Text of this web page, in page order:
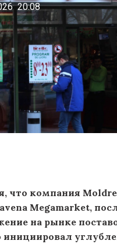
20:08
что компания
Megamarket,
на рынке
инициировал